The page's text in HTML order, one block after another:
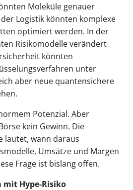
Moleküle genauer
Logistik könnten komplexe
optimiert werden. In der
Risikomodelle verändert
könnten
unter
aber neue quantensichere
Potenzial. Aber
kein Gewinn. Die
lautet, wann daraus
Umsätze und Margen
Frage ist bislang offen.
Hype-Risiko